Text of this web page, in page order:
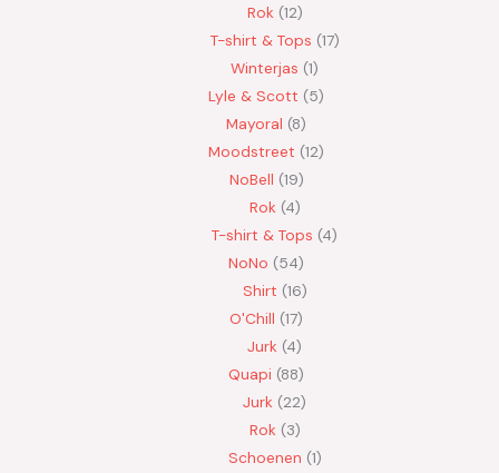
Rok 12
T-shirt & Tops 17
Winterjas 1
Lyle & Scott
5
Mayoral 8
Moodstreet 12
NoBell 19
Rok 4
T-shirt & Tops 4
NoNo
54
Shirt 16
O'Chill 17
Jurk 4
Quapi 88
Jurk
22
Rok 3
Schoenen 1